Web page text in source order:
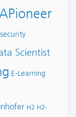
Scientist
E-Learning
H2 H2-